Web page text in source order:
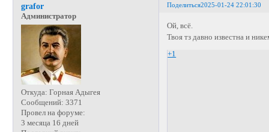
Поделиться2025-01-24 22:01:30
grafor
Администратор
Откуда: Горная Адыгея
Сообщений: 3371
Провел на форуме:
3 месяца 16 дней
Ой, всё.
Твоя тз давно известна и
+1